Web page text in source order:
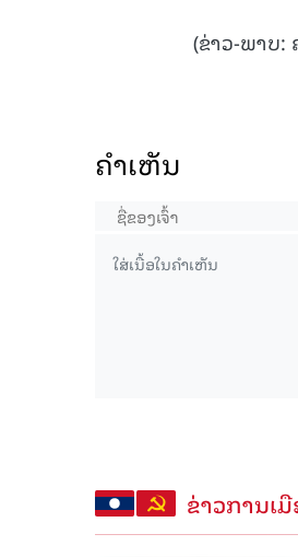
(ຂ່າວ-ພາບ
ຄໍາເຫັນ
ຂ່າວການເ